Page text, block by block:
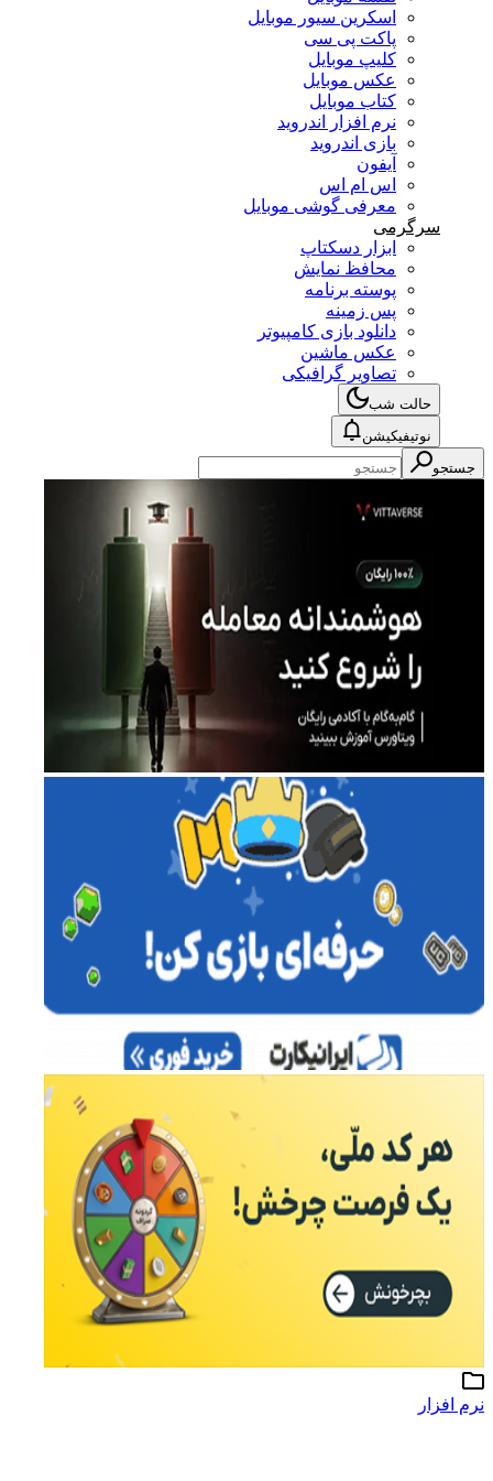
اسکرین سیور موبایل
پاکت پی سی
کلیپ موبایل
عکس موبایل
کتاب موبایل
نرم افزار اندروید
بازی اندروید
آیفون
اس ام اس
معرفی گوشی موبایل
سرگرمی
ابزار دسکتاپ
محافظ نمایش
پوسته برنامه
پس زمینه
دانلود بازی کامپیوتر
عکس ماشین
تصاویر گرافیکی
حالت شب
نوتیفیکیشن
جستجو
نرم افزار